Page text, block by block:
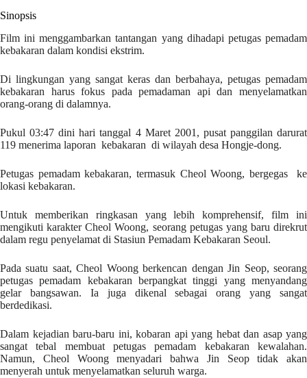
Sinopsis
Film ini menggambarkan tantangan yang dihadapi petugas pemadam
kebakaran dalam kondisi ekstrim.
Di lingkungan yang sangat keras dan berbahaya, petugas pemadam
kebakaran harus fokus pada pemadaman api dan menyelamatkan
orang-orang di dalamnya.
Pukul 03:47 dini hari tanggal 4 Maret 2001, pusat panggilan darurat
119 menerima laporan kebakaran di wilayah desa Hongje-dong.
Petugas pemadam kebakaran, termasuk Cheol Woong, bergegas ke
lokasi kebakaran.
Untuk memberikan ringkasan yang lebih komprehensif, film ini
mengikuti karakter Cheol Woong, seorang petugas yang baru direkrut
dalam regu penyelamat di Stasiun Pemadam Kebakaran Seoul.
Pada suatu saat, Cheol Woong berkencan dengan Jin Seop, seorang
petugas pemadam kebakaran berpangkat tinggi yang menyandang
gelar bangsawan. Ia juga dikenal sebagai orang yang sangat
berdedikasi.
Dalam kejadian baru-baru ini, kobaran api yang hebat dan asap yang
sangat tebal membuat petugas pemadam kebakaran kewalahan.
Namun, Cheol Woong menyadari bahwa Jin Seop tidak akan
menyerah untuk menyelamatkan seluruh warga.